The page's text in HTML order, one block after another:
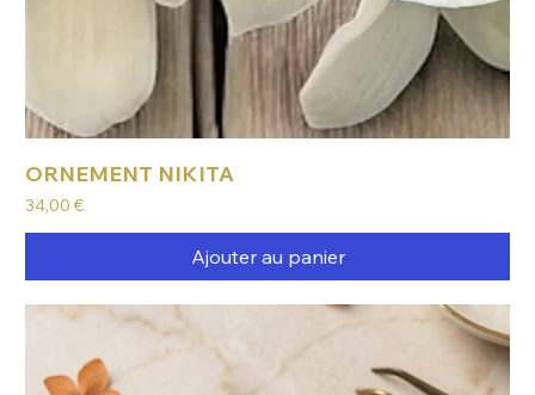
ORNEMENT NIKITA
Prix
34,00 €
Ajouter au panier